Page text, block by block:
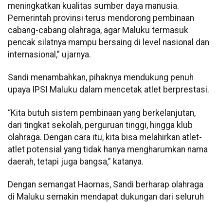
meningkatkan kualitas sumber daya manusia.
Pemerintah provinsi terus mendorong pembinaan
cabang-cabang olahraga, agar Maluku termasuk
pencak silatnya mampu bersaing di level nasional dan
internasional,” ujarnya.
Sandi menambahkan, pihaknya mendukung penuh
upaya IPSI Maluku dalam mencetak atlet berprestasi.
“Kita butuh sistem pembinaan yang berkelanjutan,
dari tingkat sekolah, perguruan tinggi, hingga klub
olahraga. Dengan cara itu, kita bisa melahirkan atlet-
atlet potensial yang tidak hanya mengharumkan nama
daerah, tetapi juga bangsa,” katanya.
Dengan semangat Haornas, Sandi berharap olahraga
di Maluku semakin mendapat dukungan dari seluruh